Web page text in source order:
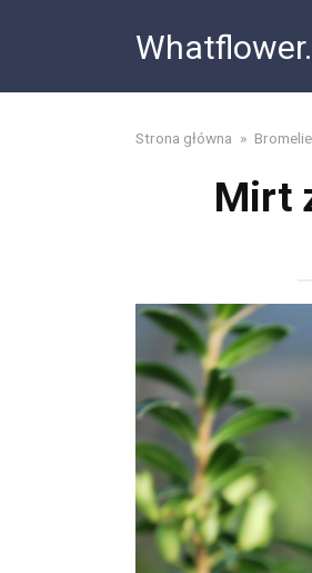
Strona główna » Bromelie
Mirt